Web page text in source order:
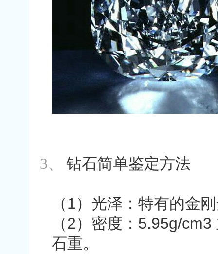
3、 钻石简单鉴定方法
（1）光泽：特有的金
（2）密度： 5.95g/cm3
石重。